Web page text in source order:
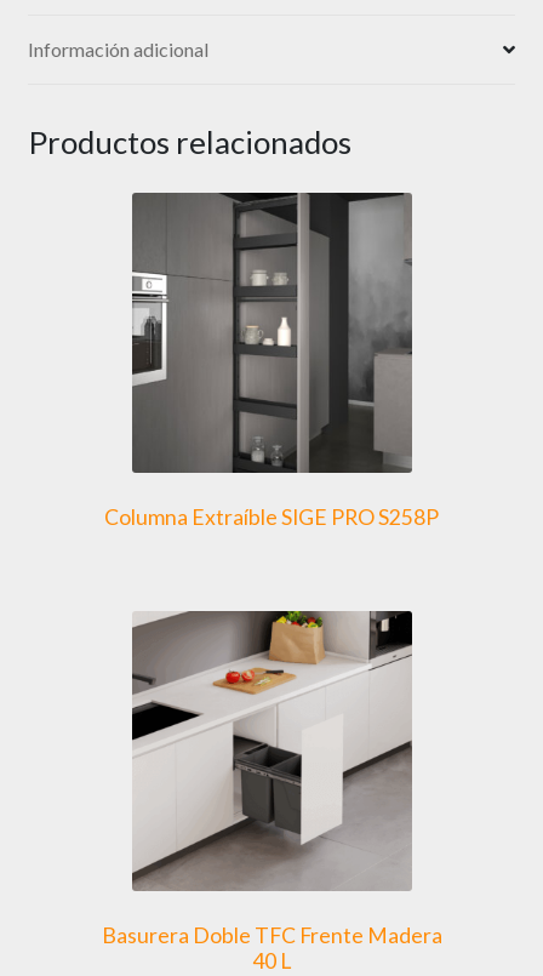
Información adicional
Productos relacionados
Columna Extraíble SIGE PRO S258P
Basurera Doble TFC Frente Madera
40 L